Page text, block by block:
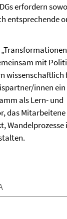
erfordern
entsprechende
mit
wissenschaftlich
innen ein
als Lern- und
das Mitarbeitene
Wandelprozesse